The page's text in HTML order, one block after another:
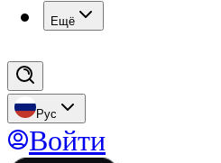
Eщё
Рус
Войти